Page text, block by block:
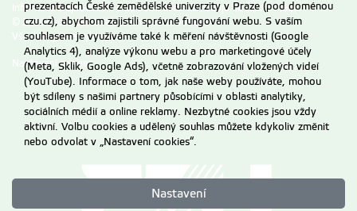
Informace o zpracování a ochraně osobních údajů na ČZU v Praze.
© 2026 Česká zemědělská univerzita v Praze
Všechna práva vyhrazena
Nastavení cookies
prezentacích České zemědělské univerzity v Praze (pod doménou
czu.cz), abychom zajistili správné fungování webu. S vaším
souhlasem je využíváme také k měření návštěvnosti (Google
Analytics 4), analýze výkonu webu a pro marketingové účely
(Meta, Sklik, Google Ads), včetně zobrazování vložených videí
(YouTube). Informace o tom, jak naše weby používáte, mohou
být sdíleny s našimi partnery působícími v oblasti analytiky,
sociálních médií a online reklamy. Nezbytné cookies jsou vždy
aktivní. Volbu cookies a udělený souhlas můžete kdykoliv změnit
nebo odvolat v „Nastavení cookies“.
Nastavení